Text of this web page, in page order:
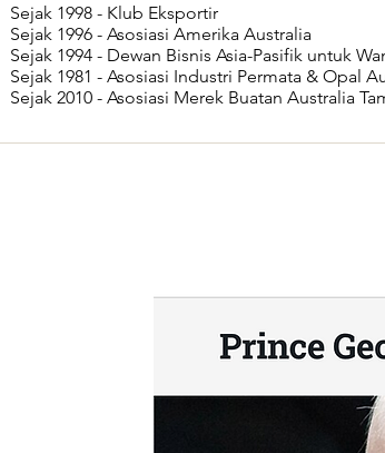
Sejak 1998 - Klub Eksportir
Sejak 1996 - Asosiasi Amerika Australia
Sejak 1994 - Dewan Bisnis Asia-Pasifik untuk
Sejak 1981 - Asosiasi Industri Permata & Opal
Sejak 2010 - Asosiasi Merek Buatan Australia